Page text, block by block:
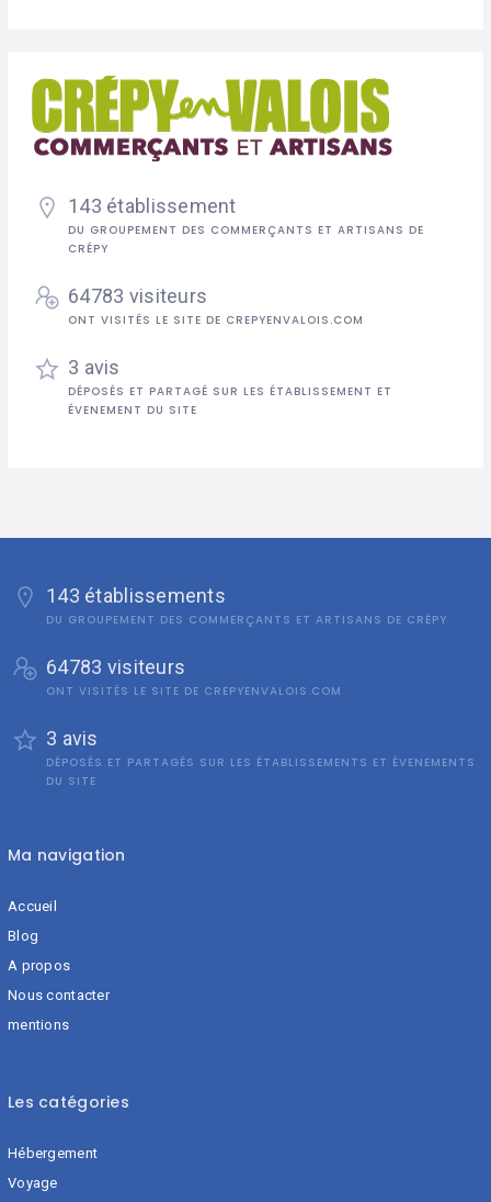
143 établissement
DU GROUPEMENT DES COMMERÇANTS ET ARTISANS DE
CRÉPY
64783 visiteurs
ONT VISITÉS LE SITE DE CREPYENVALOIS.COM
3 avis
DÉPOSÉS ET PARTAGÉ SUR LES ÉTABLISSEMENT ET
ÉVENEMENT DU SITE
143 établissements
DU GROUPEMENT DES COMMERÇANTS ET ARTISANS DE CRÉPY
64783 visiteurs
ONT VISITÉS LE SITE DE CREPYENVALOIS.COM
3 avis
DÉPOSÉS ET PARTAGÉS SUR LES ÉTABLISSEMENTS ET ÉVENEMENTS
DU SITE
Ma navigation
Accueil
Blog
A propos
Nous contacter
mentions
Les catégories
Hébergement
Voyage